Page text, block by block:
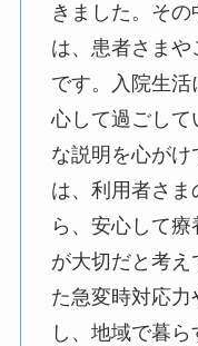
きました。そ
は、患者さま
です。入院生
心して過ごして
な説明を心が
は、利用者さ
ら、安心して
が大切だと考
た急変時対応
し、地域で暮